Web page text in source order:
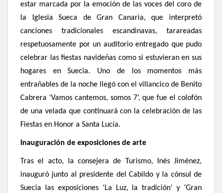
estar marcada por la emoción de las voces del coro de
la Iglesia Sueca de Gran Canaria, que interpretó
canciones tradicionales escandinavas, tarareadas
respetuosamente por un auditorio entregado que pudo
celebrar las fiestas navideñas como si estuvieran en sus
hogares en Suecia. Uno de los momentos más
entrañables de la noche llegó con el villancico de Benito
Cabrera ‘Vamos cantemos, somos 7’, que fue el colofón
de una velada que continuará con la celebración de las
Fiestas en Honor a Santa Lucía.
Inauguración de exposiciones de arte
Tras el acto, la consejera de Turismo, Inés Jiménez,
inauguró junto al presidente del Cabildo y la cónsul de
Suecia las exposiciones ‘La Luz, la tradición’ y ‘Gran